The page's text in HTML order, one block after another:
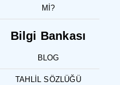
MI?
Bilgi Bankası
BLOG
TAHLIL SÖZLÜĞÜ